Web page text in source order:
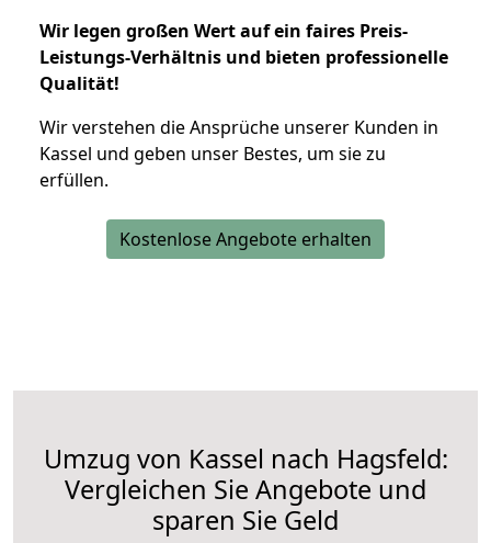
Wir legen großen Wert auf ein faires Preis-
Leistungs-Verhältnis und bieten professionelle
Qualität!
Wir verstehen die Ansprüche unserer Kunden in
Kassel und geben unser Bestes, um sie zu
erfüllen.
Kostenlose Angebote erhalten
Umzug von Kassel nach Hagsfeld:
Vergleichen Sie Angebote und
sparen Sie Geld